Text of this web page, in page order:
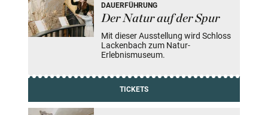
DAUERFÜHRUNG
Der Natur auf der Spur
Mit dieser Ausstellung wird Schloss
Lackenbach zum Natur-
Erlebnismuseum.
TICKETS